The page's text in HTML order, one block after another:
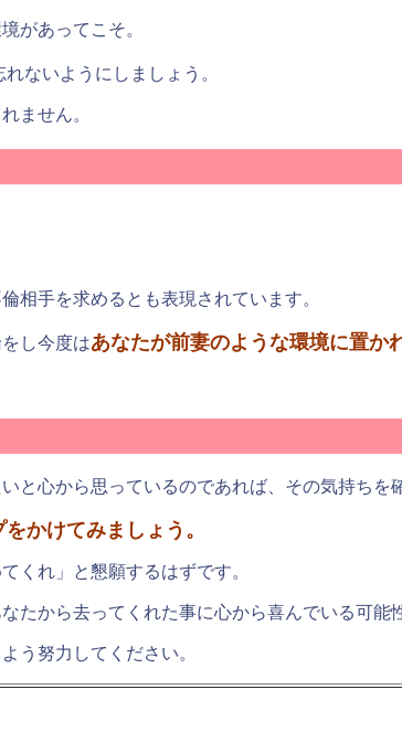
があってこそ。
れないようにしましょう。
ません。
相手を求めるとも表現されています。
し今度はあなたが前妻のような環境に置か
心から思っているのであれば、その気持ちを
かけてみましょう。
くれ」と懇願するはずです。
たから去ってくれた事に心から喜んでいる可能
う努力してください。